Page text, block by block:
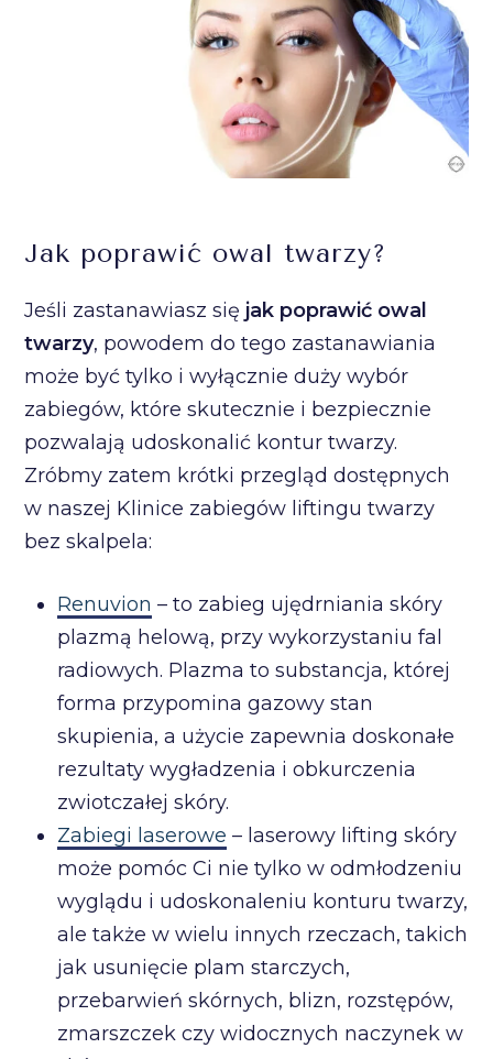
Jak poprawić owal twarzy?
Jeśli zastanawiasz się jak poprawić owal
twarzy, powodem do tego zastanawiania
może być tylko i wyłącznie duży wybór
zabiegów, które skutecznie i bezpiecznie
pozwalają udoskonalić kontur twarzy.
Zróbmy zatem krótki przegląd dostępnych
w naszej Klinice zabiegów liftingu twarzy
bez skalpela:
Renuvion – to zabieg ujędrniania skóry
plazmą helową, przy wykorzystaniu fal
radiowych. Plazma to substancja, której
forma przypomina gazowy stan
skupienia, a użycie zapewnia doskonałe
rezultaty wygładzenia i obkurczenia
zwiotczałej skóry.
Zabiegi laserowe – laserowy lifting skóry
może pomóc Ci nie tylko w odmłodzeniu
wyglądu i udoskonaleniu konturu twarzy,
ale także w wielu innych rzeczach, takich
jak usunięcie plam starczych,
przebarwień skórnych, blizn, rozstępów,
zmarszczek czy widocznych naczynek w